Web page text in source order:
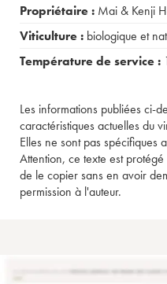
Propriétaire : Mai & Kenji
Viticulture : biologique et
Température de service :
Les informations publiées ci-
caractéristiques actuelles du
Elles ne sont pas spécifiques
Attention, ce texte est
de le copier sans en avoir
permission à l'auteur.